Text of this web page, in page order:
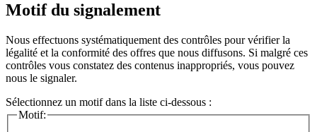
Motif du signalement
Nous effectuons systématiquement des contrôles pour vérifier la
légalité et la conformité des offres que nous diffusons. Si malgré ces
contrôles vous constatez des contenus inappropriés, vous pouvez
nous le signaler.
Sélectionnez un motif dans la liste ci-dessous :
Motif: